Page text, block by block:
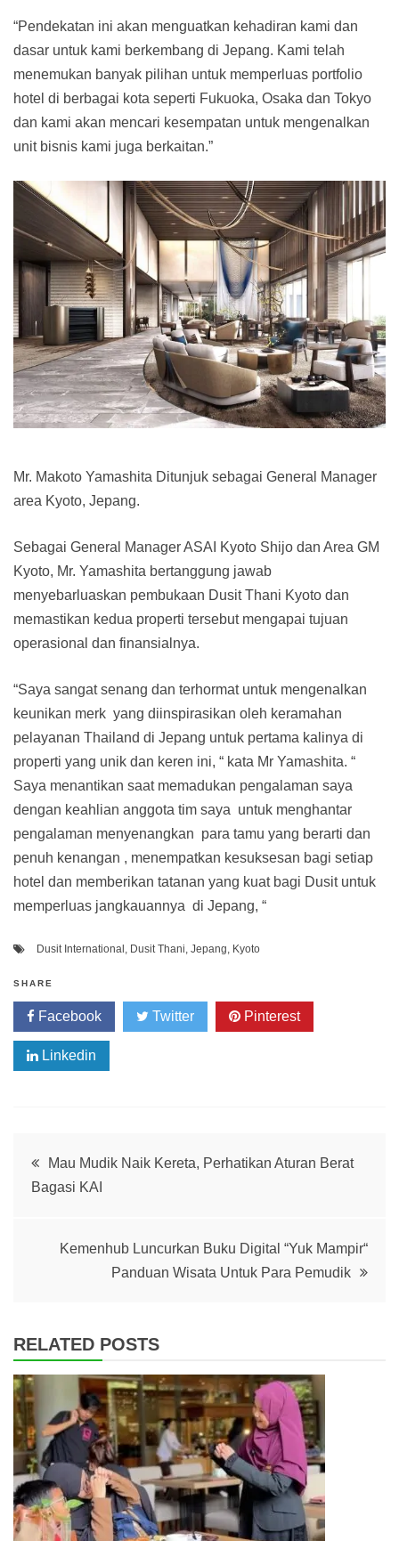
“Pendekatan ini akan menguatkan kehadiran kami dan
dasar untuk kami berkembang di Jepang. Kami telah
menemukan banyak pilihan untuk memperluas portfolio
hotel di berbagai kota seperti Fukuoka, Osaka dan Tokyo
dan kami akan mencari kesempatan untuk mengenalkan
unit bisnis kami juga berkaitan.”
Mr. Makoto Yamashita Ditunjuk sebagai General Manager
area Kyoto, Jepang.
Sebagai General Manager ASAI Kyoto Shijo dan Area GM
Kyoto, Mr. Yamashita bertanggung jawab
menyebarluaskan pembukaan Dusit Thani Kyoto dan
memastikan kedua properti tersebut mengapai tujuan
operasional dan finansialnya.
“Saya sangat senang dan terhormat untuk mengenalkan
keunikan merk yang diinspirasikan oleh keramahan
pelayanan Thailand di Jepang untuk pertama kalinya di
properti yang unik dan keren ini, “ kata Mr Yamashita. “
Saya menantikan saat memadukan pengalaman saya
dengan keahlian anggota tim saya untuk menghantar
pengalaman menyenangkan para tamu yang berarti dan
penuh kenangan , menempatkan kesuksesan bagi setiap
hotel dan memberikan tatanan yang kuat bagi Dusit untuk
memperluas jangkauannya di Jepang, “
Dusit International , Dusit Thani, Jepang, Kyoto
SHARE
Facebook Twitter Pinterest
Linkedin
Post
navigation
Mau Mudik Naik Kereta, Perhatikan Aturan Berat
Bagasi KAI
Kemenhub Luncurkan Buku Digital “Yuk Mampir“
Panduan Wisata Untuk Para Pemudik
RELATED POSTS